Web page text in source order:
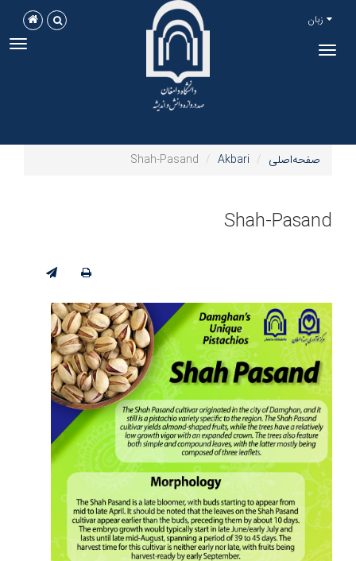
Toggle
زبان
صفحه‌اصلی Akbari
Shah-Pasand
Shah-Pasand